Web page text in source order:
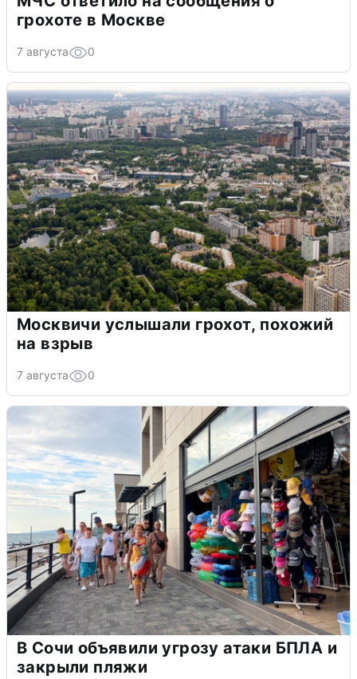
грохоте в Москве
7 августа 0
Москвичи услышали грохот, похожий
на взрыв
7 августа 0
В Сочи объявили угрозу атаки БПЛА и
закрыли пляжи